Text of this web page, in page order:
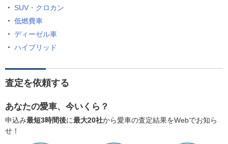
SUV・クロカン
低燃費車
ディーゼル車
ハイブリッド
査定を依頼する
あなたの愛車、今いくら？
申込み最短3時間後に最大20社から愛車の査定結果をWebでお知ら
せ！